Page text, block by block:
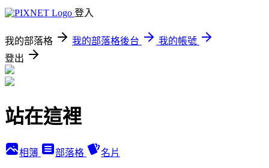
登入
我的部落格 我的部落格後台
我的帳號
登出
站在這裡
相簿 部落格 名片